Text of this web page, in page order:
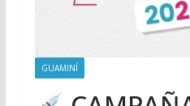
GUAMINÍ